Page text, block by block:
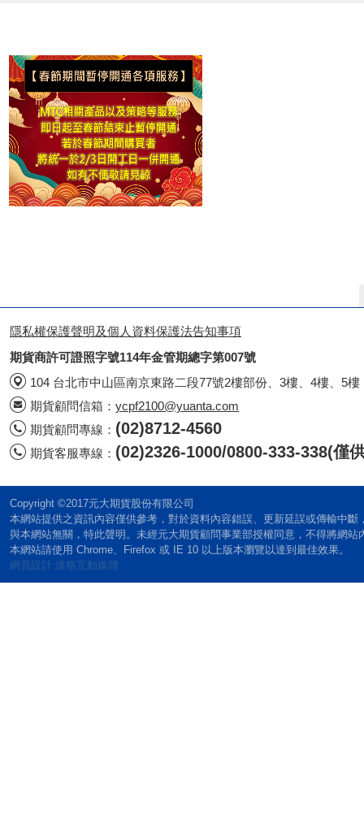
隱私權保護聲明及個人資料保護法告知事項
期貨商許可證照字號114年金管期總字第007號
104 台北市中山區南京東路二段77號2樓部份、3樓、4樓、5樓
期貨顧問信箱： ycpf2100@yuanta.com
期貨顧問專線： (02)8712-4560
期貨客服專線： (02)2326-1000/0800-333-338(僅
Copyright ©2017元大期貨股份有限公司
本網站提供之資訊內容僅供參考，對於資料內容錯誤、更新延誤或傳輸中
與本網站無關，特此聲明。未經元大期貨顧問事業部授權同意，不得將網站
本網站請使用 Chrome、Firefox 或 IE 10 以上版本瀏覽以達到最佳效果。
網頁設計:達格互動媒體